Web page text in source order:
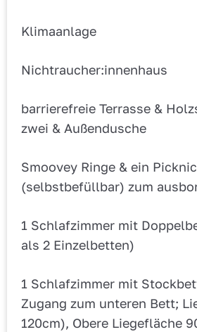
Klimaanlage
Nichtraucher:innenhaus
barrierefreie Terrasse &
zwei & Außendusche
Smoovey Ringe & ein
(selbstbefüllbar) zum
1 Schlafzimmer mit
als 2 Einzelbetten)
1 Schlafzimmer mit
Zugang zum unteren Bett;
120cm), Obere Liegefläche